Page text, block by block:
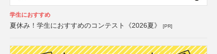
学生におすすめ
夏休み！学生におすすめのコンテスト《2026夏》 [PR]